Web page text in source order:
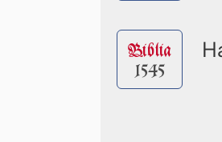
Biblia
1545